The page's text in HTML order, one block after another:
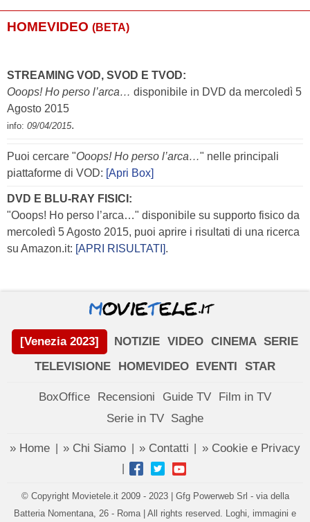
HOMEVIDEO (BETA)
STREAMING VOD, SVOD E TVOD:
Ooops! Ho perso l’arca… disponibile in DVD da mercoledì 5
Agosto 2015
info: 09/04/2015.
Puoi cercare "Ooops! Ho perso l’arca…" nelle principali
piattaforme di VOD: [Apri Box]
DVD E BLU-RAY FISICI:
"Ooops! Ho perso l’arca…" disponibile su supporto fisico da
mercoledì 5 Agosto 2015, puoi aprire i risultati di una ricerca
su Amazon.it: [APRI RISULTATI].
[Venezia 2023] NOTIZIE VIDEO CINEMA SERIE
TELEVISIONE
HOMEVIDEO EVENTI STAR
BoxOffice Recensioni Guide TV
Film in TV
Serie in TV Saghe
» Home » Chi Siamo » Contatti » Cookie e Privacy
|
© Copyright Movietele.it 2009 - 2023 | Gfg Powerweb Srl - via della
Batteria Nomentana, 26 - Roma | All rights reserved. Loghi, immagini e